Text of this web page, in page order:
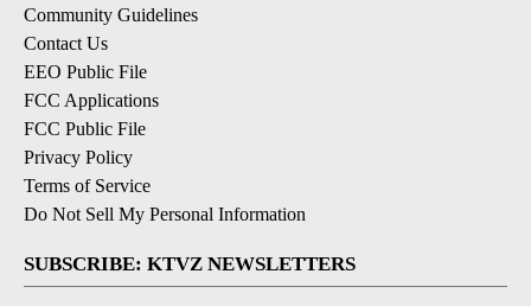
Community Guidelines
Contact Us
EEO Public File
FCC Applications
FCC Public File
Privacy Policy
Terms of Service
Do Not Sell My Personal Information
SUBSCRIBE: KTVZ NEWSLETTERS